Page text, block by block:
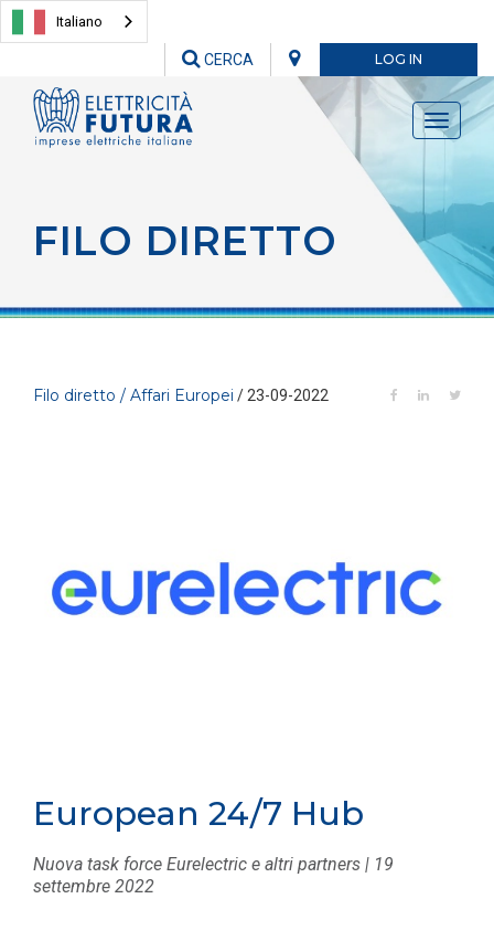
Italiano
LOG IN
CERCA
Toggle
FILO DIRETTO
Filo diretto / Affari Europei / 23-09-2022
European 24/7 Hub
Nuova task force Eurelectric e altri partners | 19
settembre 2022